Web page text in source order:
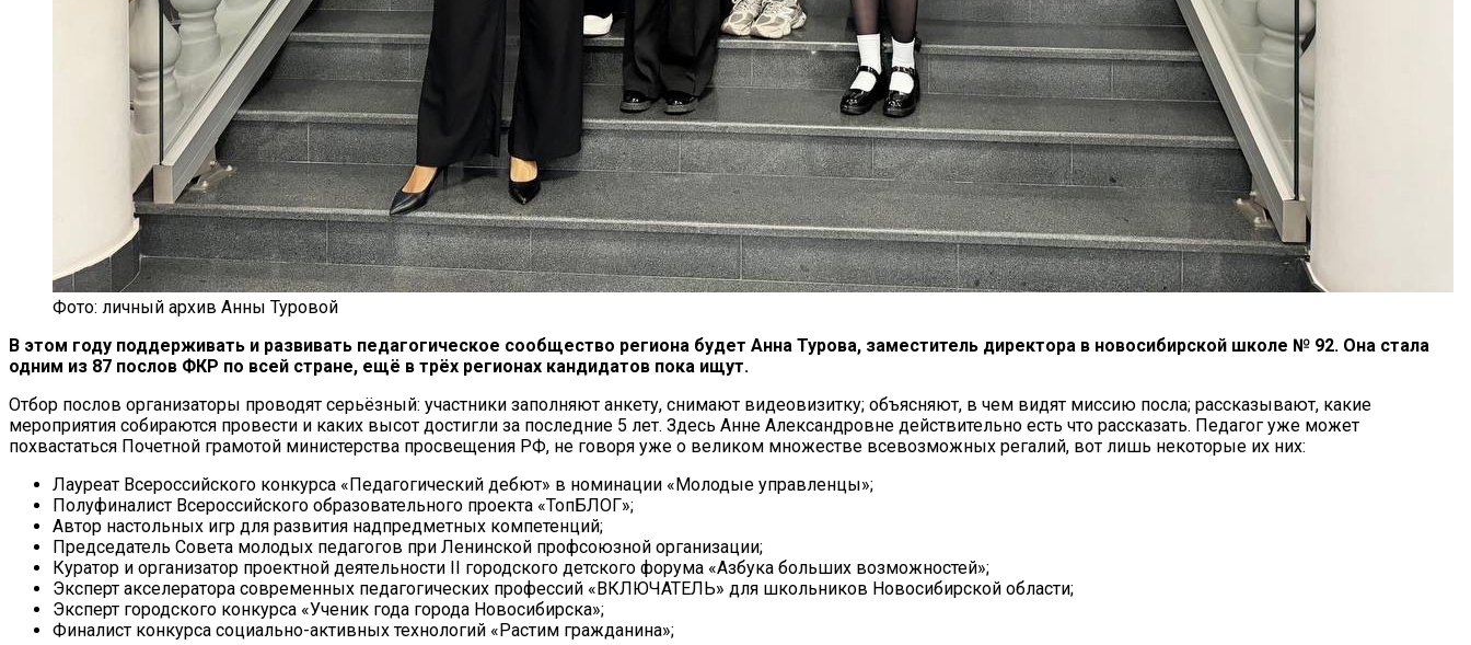
Фото: личный архив Анны Туровой
В этом году поддерживать и развивать педагогическое сообщество региона будет Анна Турова, заместитель директора в новосибирской школе № 92. Она стала
одним из 87 послов ФКР по всей стране, ещё в трёх регионах кандидатов пока ищут.
Отбор послов организаторы проводят серьёзный: участники заполняют анкету, снимают видеовизитку; объясняют, в чем видят миссию посла; рассказывают, какие
мероприятия собираются провести и каких высот достигли за последние 5 лет. Здесь Анне Александровне действительно есть что рассказать. Педагог уже может
похвастаться Почетной грамотой министерства просвещения РФ, не говоря уже о великом множестве всевозможных регалий, вот лишь некоторые их них:
Лауреат Всероссийского конкурса «Педагогический дебют» в номинации «Молодые управленцы»;
Полуфиналист Всероссийского образовательного проекта «ТопБЛОГ»;
Автор настольных игр для развития надпредметных компетенций;
Председатель Совета молодых педагогов при Ленинской профсоюзной организации;
Куратор и организатор проектной деятельности II городского детского форума «Азбука больших возможностей»;
Эксперт акселератора современных педагогических профессий «ВКЛЮЧАТЕЛЬ» для школьников Новосибирской области;
Эксперт городского конкурса «Ученик года города Новосибирска»;
Финалист конкурса социально-активных технологий «Растим гражданина»;